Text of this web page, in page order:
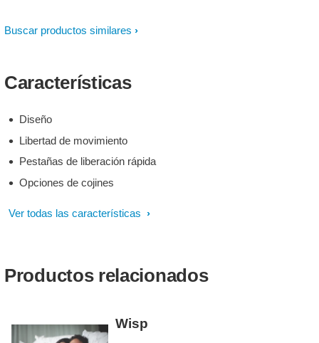
Buscar productos similares
Características
Diseño
Libertad de movimiento
Pestañas de liberación rápida
Opciones de cojines
Ver todas las características
Productos relacionados
Wisp